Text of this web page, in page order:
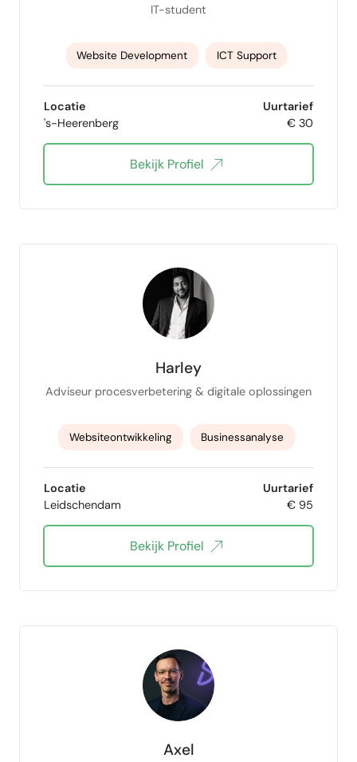
IT-student
Website Development ICT Support
websites updaten
Locatie
's-Heerenberg
Uurtarief
€ 30
Bekijk Profiel
Harley
Adviseur procesverbetering & digitale oplossingen
Websiteontwikkeling Businessanalyse
projectmanagement
Inkoop en P2P Beleidsadvies
MS Word VBA MS Powerpoint VBA
ms access vba
Power Automate Dashboardontwikkeling
Locatie
Leidschendam
Uurtarief
€ 95
Bekijk Profiel
Axel